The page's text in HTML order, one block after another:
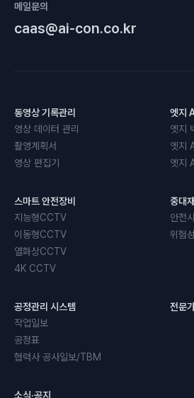
메일문의
caas@ai-con.co.kr
동영상 기록관리
영상 데이터 관리
촬영계획서
영상 편집기
엣지
엣지
엣지
엣지
스마트 안전장비
지능형CCTV
이동형CCTV
열화상CCTV
4K CCTV
중대
안전
위험
공정관리 시스템
작업일보
공정표
협력사 공사일보/TBM
전문
소식·공지